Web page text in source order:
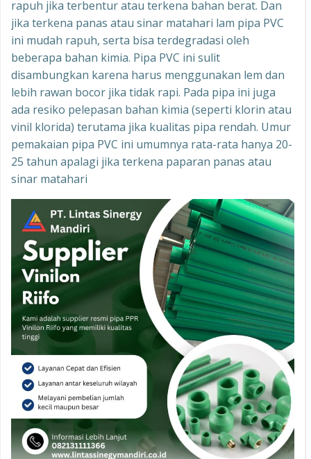
rapuh jika terbentur atau terkena bahan berat. Dan
jika terkena panas atau sinar matahari lam pipa PVC
ini mudah rapuh, serta bisa terdegradasi oleh
beberapa bahan kimia. Pipa PVC ini sulit
disambungkan karena harus menggunakan lem dan
lebih rawan bocor jika tidak rapi. Pada pipa ini juga
ada resiko pelepasan bahan kimia (seperti klorin atau
vinil klorida) terutama jika kualitas pipa rendah. Umur
pemakaian pipa PVC ini umumnya rata-rata hanya 20-
25 tahun apalagi jika terkena paparan panas atau
sinar matahari